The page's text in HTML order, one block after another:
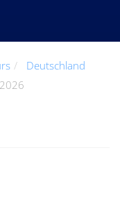
Deutschland